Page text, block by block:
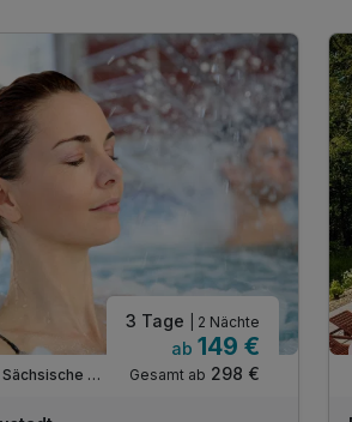
frei
Neustadt i. Sa., Sächsische Schweiz / Elbsandsteingebirge
3 Tage | 2 Nächte
ab 149 €
Gesamt ab 298 €